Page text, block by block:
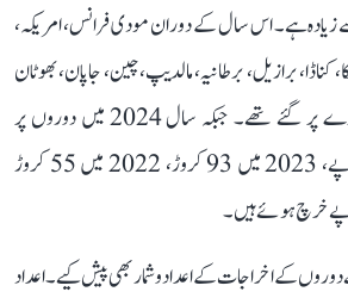
سے زیادہ ہے۔ اس سال کے دوران مودی فرانس، امریکہ،
کناڈا، برازیل، برطانیہ، مالدیپ، چین، جاپان، بھوٹان
سمیت 23 ممالک کے دورے پر گئے تھے۔ جبکہ سال 2024 میں دوروں پر
تقریباً 109.51 کروڑ روپے، 2023 میں 93 کروڑ، 2022 میں 55 کروڑ
کے اخراجات کے اعداد و شمار بھی پیش کیے۔ اعداد